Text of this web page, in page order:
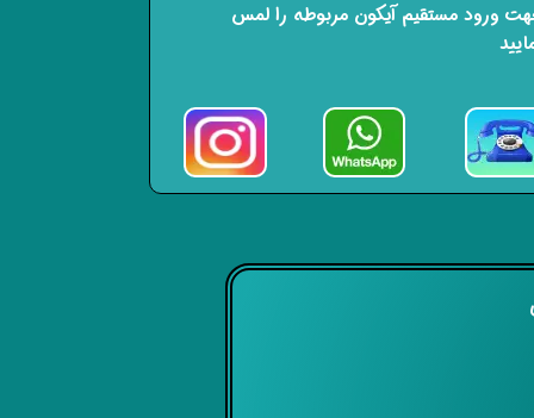
ورود مستقیم آیکون مربوطه را لمس